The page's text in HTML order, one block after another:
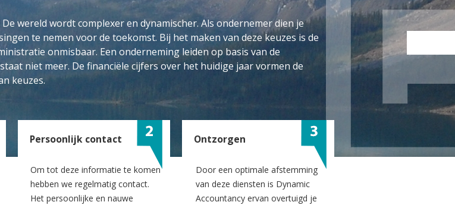
wereld wordt complexer en dynamischer. Als ondernemer dien je
te nemen voor de toekomst. Bij het maken van deze keuzes is de
onmisbaar. Een onderneming leiden op basis van de
niet meer. De financiële cijfers over het huidige jaar vormen de
keuzes.
Persoonlijk contact Ontzorgen
Om tot deze informatie te komen
hebben we regelmatig contact.
Het persoonlijke en nauwe
Door een optimale afstemming
van deze diensten is Dynamic
Accountancy ervan overtuigd je